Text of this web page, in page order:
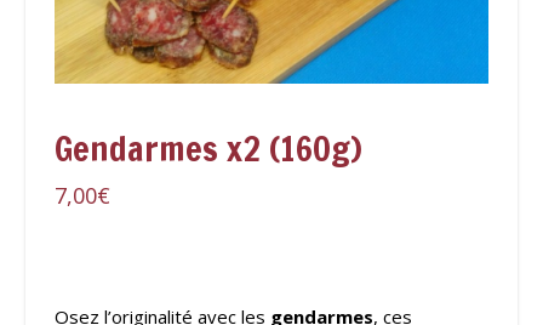
Gendarmes x2 (160g)
7,00€
Osez l’originalité avec les gendarmes, ces